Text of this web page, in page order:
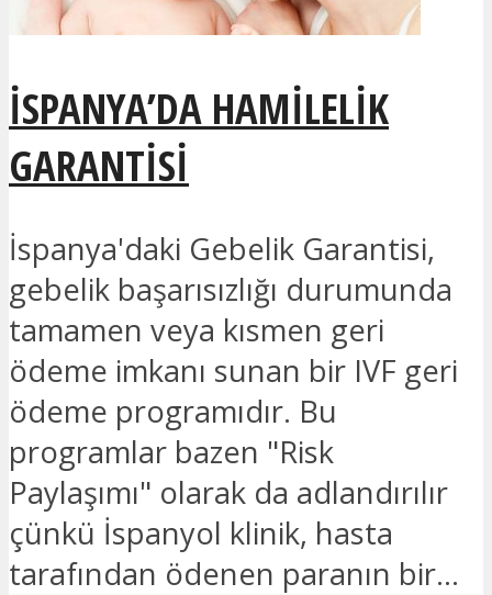
İSPANYA’DA HAMILELIK
GARANTISI
İspanya'daki Gebelik Garantisi,
gebelik başarısızlığı durumunda
tamamen veya kısmen geri
ödeme imkanı sunan bir IVF geri
ödeme programıdır. Bu
programlar bazen "Risk
Paylaşımı" olarak da adlandırılır
çünkü İspanyol klinik, hasta
tarafından ödenen paranın bir...